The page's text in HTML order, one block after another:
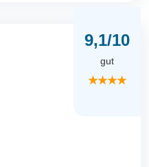
9,1/10
gut
★★★★